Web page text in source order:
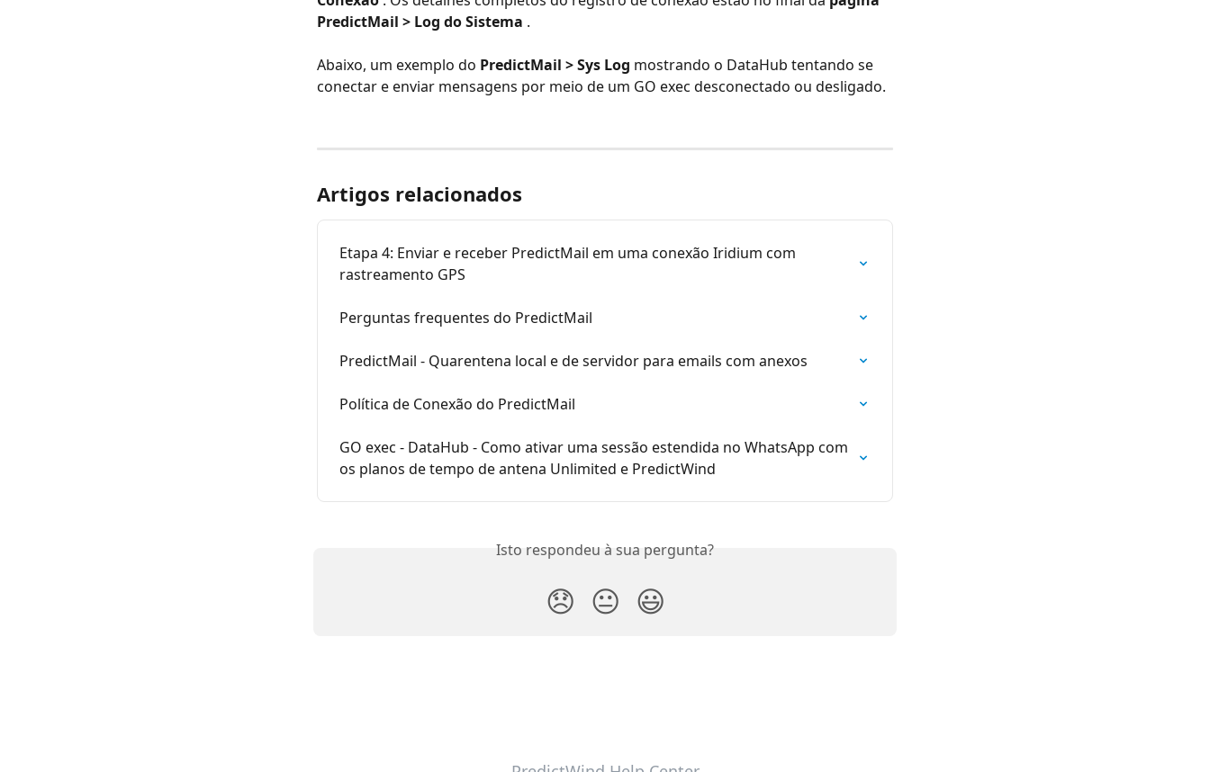
PredictMail > Log do Sistema .
Abaixo, um exemplo do PredictMail > Sys Log mostrando o DataHub tentando se
conectar e enviar mensagens por meio de um GO exec desconectado ou desligado.
Artigos relacionados
Etapa 4: Enviar e receber PredictMail em uma conexão Iridium com
rastreamento GPS
Perguntas frequentes do PredictMail
PredictMail - Quarentena local e de servidor para emails com anexos
Política de Conexão do PredictMail
GO exec - DataHub - Como ativar uma sessão estendida no WhatsApp com
os planos de tempo de antena Unlimited e PredictWind
Isto respondeu à sua pergunta?
😞 😐 😃